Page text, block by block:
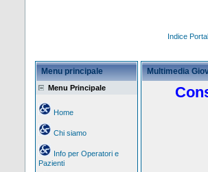
Indice
Menu principale
Menu Principale
Home
Chi siamo
Info per Operatori e
Pazienti
Multimedia